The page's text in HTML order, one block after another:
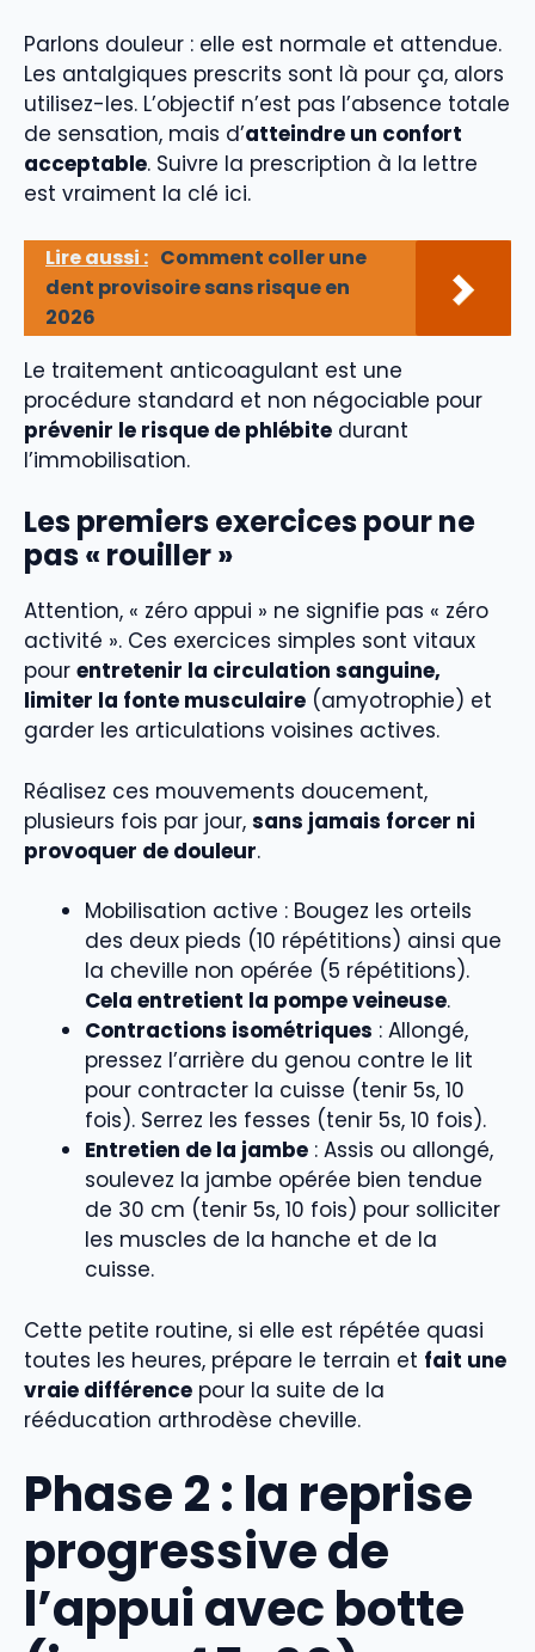
Parlons douleur : elle est normale et attendue.
Les antalgiques prescrits sont là pour ça, alors
utilisez-les. L’objectif n’est pas l’absence totale
de sensation, mais d’atteindre un confort
acceptable. Suivre la prescription à la lettre
est vraiment la clé ici.
Lire aussi : Comment coller une
dent provisoire sans risque en
2026
Le traitement anticoagulant est une
procédure standard et non négociable pour
prévenir le risque de phlébite durant
l’immobilisation.
Les premiers exercices pour ne
pas « rouiller »
Attention, « zéro appui » ne signifie pas « zéro
activité ». Ces exercices simples sont vitaux
pour entretenir la circulation sanguine,
limiter la fonte musculaire (amyotrophie) et
garder les articulations voisines actives.
Réalisez ces mouvements doucement,
plusieurs fois par jour, sans jamais forcer ni
provoquer de douleur.
Mobilisation active : Bougez les orteils
des deux pieds (10 répétitions) ainsi que
la cheville non opérée (5 répétitions).
Cela entretient la pompe veineuse.
Contractions isométriques : Allongé,
pressez l’arrière du genou contre le lit
pour contracter la cuisse (tenir 5s, 10
fois). Serrez les fesses (tenir 5s, 10 fois).
Entretien de la jambe : Assis ou allongé,
soulevez la jambe opérée bien tendue
de 30 cm (tenir 5s, 10 fois) pour solliciter
les muscles de la hanche et de la
cuisse.
Cette petite routine, si elle est répétée quasi
toutes les heures, prépare le terrain et fait une
vraie différence pour la suite de la
rééducation arthrodèse cheville.
Phase 2 : la reprise
progressive de
l’appui avec botte